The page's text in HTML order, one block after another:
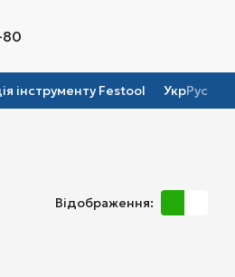
інструменту Festool УкрРус
Відображення: